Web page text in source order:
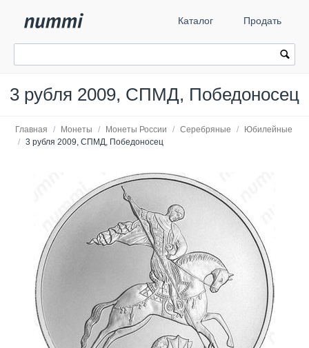
Каталог Продать
3 рубля 2009, СПМД, Победоносец
Главная / Монеты / Монеты России / Серебряные /
Юбилейные
/ 3 рубля 2009, СПМД, Победоносец